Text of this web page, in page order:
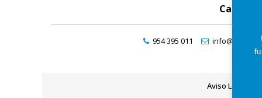
Catálogo
954 395 011
Aviso Legal